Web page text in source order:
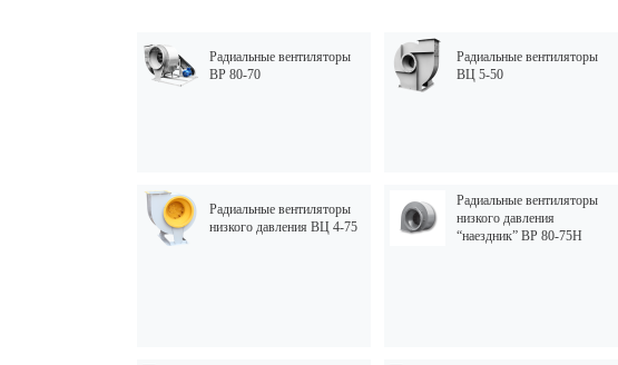
Радиальные вентиляторы
ВР 80-70
Радиальные вентиляторы
ВЦ 5-50
Радиальные вентиляторы
низкого давления ВЦ 4-75
Радиальные вентиляторы
низкого давления
“наездник” ВР 80-75Н